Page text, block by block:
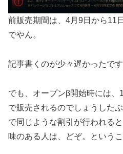
前販売期間は、4月9日から11
でやん。
記事書くのが少々遅かったです
でも、オープンβ開始時には
で販売されるのでしょうした
で同じような割引が行われる
味のある人は、どぞ。というこ